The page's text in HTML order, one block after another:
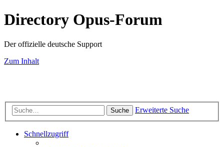
Directory Opus-Forum
Der offizielle deutsche Support
Zum Inhalt
Suche Erweiterte Suche
Schnellzugriff